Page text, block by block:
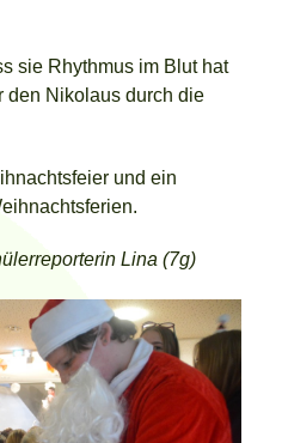
sie Rhythmus im Blut hat
den Nikolaus durch die
und ein
Lina (7g)